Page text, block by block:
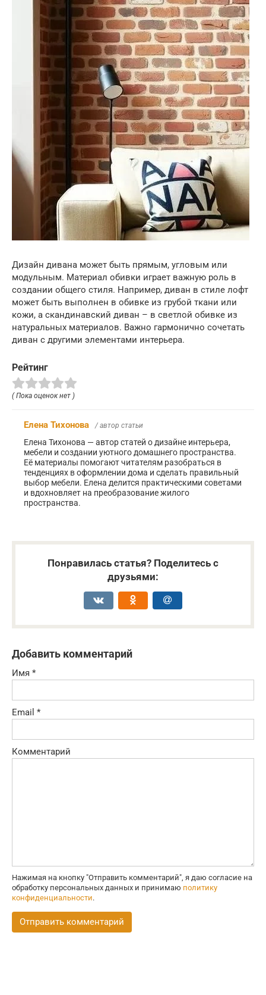
Дизайн дивана может быть прямым, угловым или
модульным. Материал обивки играет важную роль в
создании общего стиля. Например, диван в стиле лофт
может быть выполнен в обивке из грубой ткани или
кожи, а скандинавский диван – в светлой обивке из
натуральных материалов. Важно гармонично сочетать
диван с другими элементами интерьера.
Рейтинг
( Пока оценок нет )
Елена Тихонова / автор статьи
Елена Тихонова — автор статей о дизайне интерьера,
мебели и создании уютного домашнего пространства.
Её материалы помогают читателям разобраться в
тенденциях в оформлении дома и сделать правильный
выбор мебели. Елена делится практическими советами
и вдохновляет на преобразование жилого
пространства.
Понравилась статья? Поделитесь с
друзьями:
Добавить комментарий
Имя *
Email *
Комментарий
Нажимая на кнопку "Отправить комментарий", я даю согласие на
обработку персональных данных и принимаю политику
конфиденциальности.